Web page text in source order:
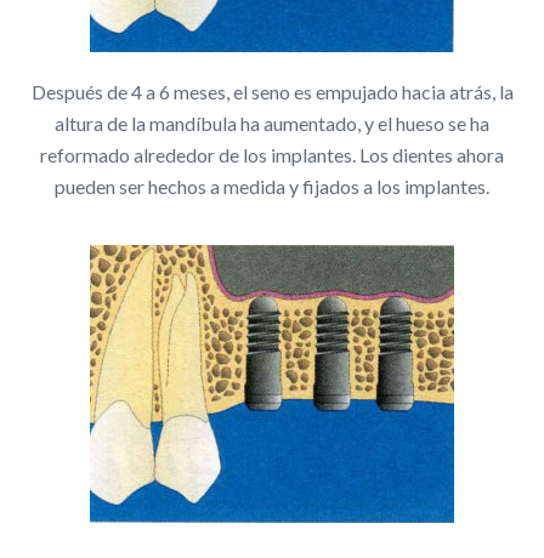
Después de 4 a 6 meses, el seno es empujado hacia atrás, la
altura de la mandíbula ha aumentado, y el hueso se ha
reformado alrededor de los implantes. Los dientes ahora
pueden ser hechos a medida y fijados a los implantes.